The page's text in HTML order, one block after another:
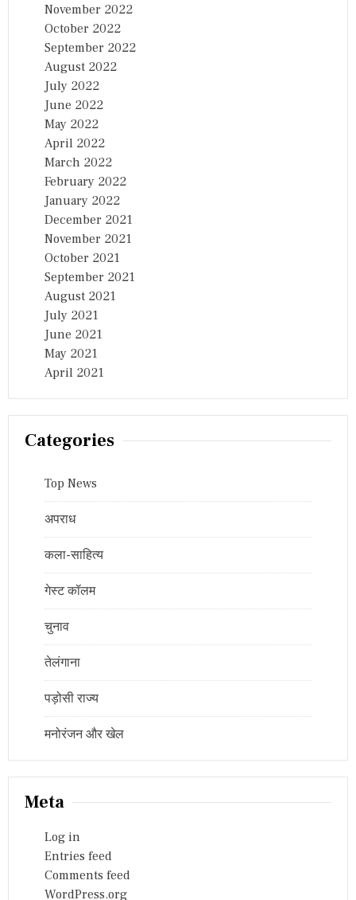
November 2022
October 2022
September 2022
August 2022
July 2022
June 2022
May 2022
April 2022
March 2022
February 2022
January 2022
December 2021
November 2021
October 2021
September 2021
August 2021
July 2021
June 2021
May 2021
April 2021
Categories
Top News
अपराध
कला-साहित्य
गेस्ट कॉलम
चुनाव
तेलंगाना
पड़ोसी राज्य
मनोरंजन और खेल
Meta
Log in
Entries feed
Comments feed
WordPress.org